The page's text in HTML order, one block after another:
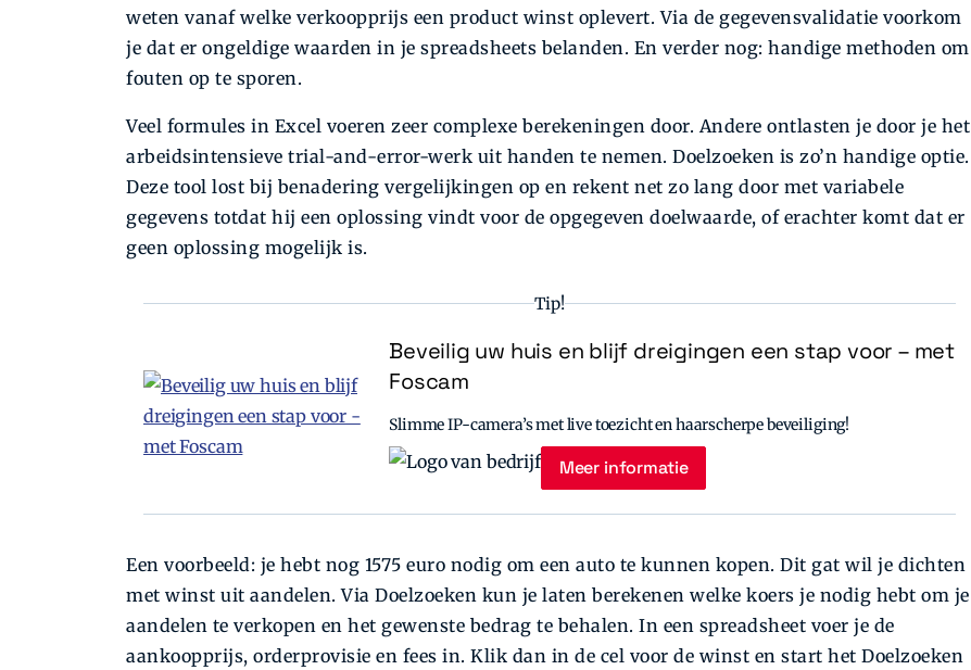
weten vanaf welke verkoopprijs een product winst oplevert. Via de gegevensvalidatie voorkom
je dat er ongeldige waarden in je spreadsheets belanden. En verder nog: handige methoden om
fouten op te sporen.
Veel formules in Excel voeren zeer complexe berekeningen door. Andere ontlasten je door je het
arbeidsintensieve trial-and-error-werk uit handen te nemen. Doelzoeken is zo’n handige optie.
Deze tool lost bij benadering vergelijkingen op en rekent net zo lang door met variabele
gegevens totdat hij een oplossing vindt voor de opgegeven doelwaarde, of erachter komt dat er
geen oplossing mogelijk is.
Tip!
Beveilig uw huis en blijf dreigingen een stap voor – met
Foscam
Slimme IP-camera’s met live toezicht en haarscherpe beveiliging!
Meer informatie
Een voorbeeld: je hebt nog 1575 euro nodig om een auto te kunnen kopen. Dit gat wil je dichten
met winst uit aandelen. Via Doelzoeken kun je laten berekenen welke koers je nodig hebt om je
aandelen te verkopen en het gewenste bedrag te behalen. In een spreadsheet voer je de
aankoopprijs, orderprovisie en fees in. Klik dan in de cel voor de winst en start het Doelzoeken